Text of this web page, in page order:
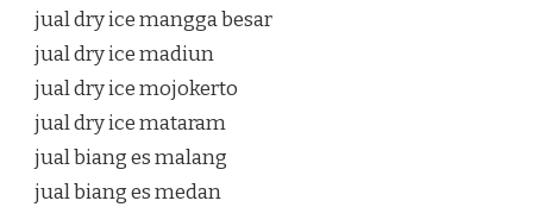
jual dry ice mangga besar
jual dry ice madiun
jual dry ice mojokerto
jual dry ice mataram
jual biang es malang
jual biang es medan